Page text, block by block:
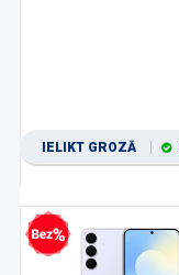
IELIKT GROZĀ
kredīts